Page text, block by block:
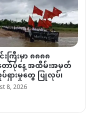
ကြီးမှာ ၈၈၈၈
ော်ပုံနေ့ အထိမ်းအမှတ်
ားမှုတွေ ပြုလုပ်၊
8, 2026